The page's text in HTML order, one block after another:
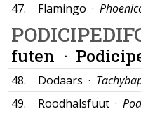
47. Flamingo ·
futen ·
48. Dodaars ·
49.
Roodhalsfuut ·